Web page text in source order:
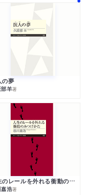
の夢
羊著
人生のレールを外れる衝動のみつけかた
浩著